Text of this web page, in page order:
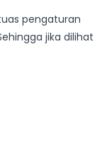
pengaturan
jika dilihat